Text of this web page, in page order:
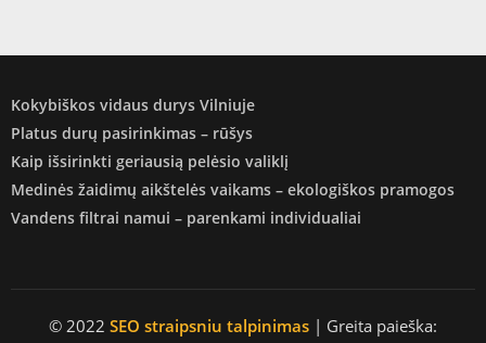
Kokybiškos vidaus durys Vilniuje
Platus durų pasirinkimas – rūšys
Kaip išsirinkti geriausią pelėsio valiklį
Medinės žaidimų aikštelės vaikams – ekologiškos pramogos
Vandens filtrai namui – parenkami individualiai
© 2022 SEO straipsniu talpinimas | Greita paieška: